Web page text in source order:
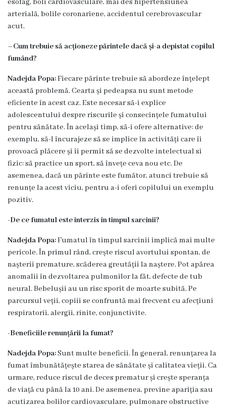
6
de
nr.1
Secţia
medicina
de
familie
nr.2
Serviciul
Consultativ
de
Sănătate
Mintală
CSPT
AMIGOS
Traumatologie
Ortopedie
Secţia
Reabilitare
Medicală
arterială, bolile coronariene, accidentul cerebrovascular
acut.
–Cum trebuie să acționeze părintele dacă și-a depistat copilul
fumând?
Nadejda Popa:Fiecare părinte trebuie să abordeze înțelept
această problemă. Cearta și pedeapsa nu sunt metode
eficiente în acest caz. Este necesar să-i explice
adolescentului despre riscurile și consecințele fumatului
pentru sănătate. În același timp, să-i ofere alternative: de
exemplu, să-l încurajeze să se implice în activități care îi
provoacă plăcere și îi permit să se dezvolte intelectual si
fizic: să practice un sport, să învețe ceva nou etc. De
asemenea, dacă un părinte este fumător, atunci trebuie să
renunțe la acest viciu, pentru a-i oferi copilului un exemplu
pozitiv.
-De ce fumatul este interzis în timpul sarcinii?
Nadejda Popa:Fumatul în timpul sarcinii implică mai multe
pericole. În primul rând, crește riscul avortului spontan, de
nașterii premature, scăderea greutății la naștere. Pot apărea
anomalii în dezvoltarea pulmonilor la făt, defecte de tub
neural. Bebelușii au un risc sporit de moarte subită. Pe
parcursul veții, copiii se confruntă mai frecvent cu afecțiuni
respiratorii, alergii, rinite, conjunctivite.
-Beneficiile renunțării la fumat?
Nadejda Popa:Sunt multe beneficii. În general, renunțarea la
fumat îmbunătățește starea de sănătate și calitatea vieții. Ca
urmare, reduce riscul de deces prematur și crește speranța
de viață cu până la 10 ani. De asemenea, previne apariția sau
acutizarea bolilor cardiovasculare, pulmonare obstructive